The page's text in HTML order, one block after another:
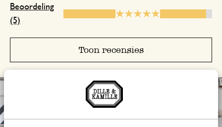
Beoordeling
(5)
Toon recensies